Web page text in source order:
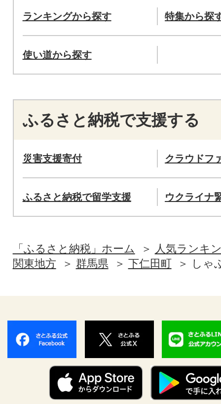
ランキングから探す 特集から探
使い道から探す
ふるさと納税で支援する
災害支援寄付 クラウドフ
ふるさと納税で留学支援 ウクライナ
「ふるさと納税」ホーム
人気ランキ
関東地方
群馬県 下仁田町 しゃ